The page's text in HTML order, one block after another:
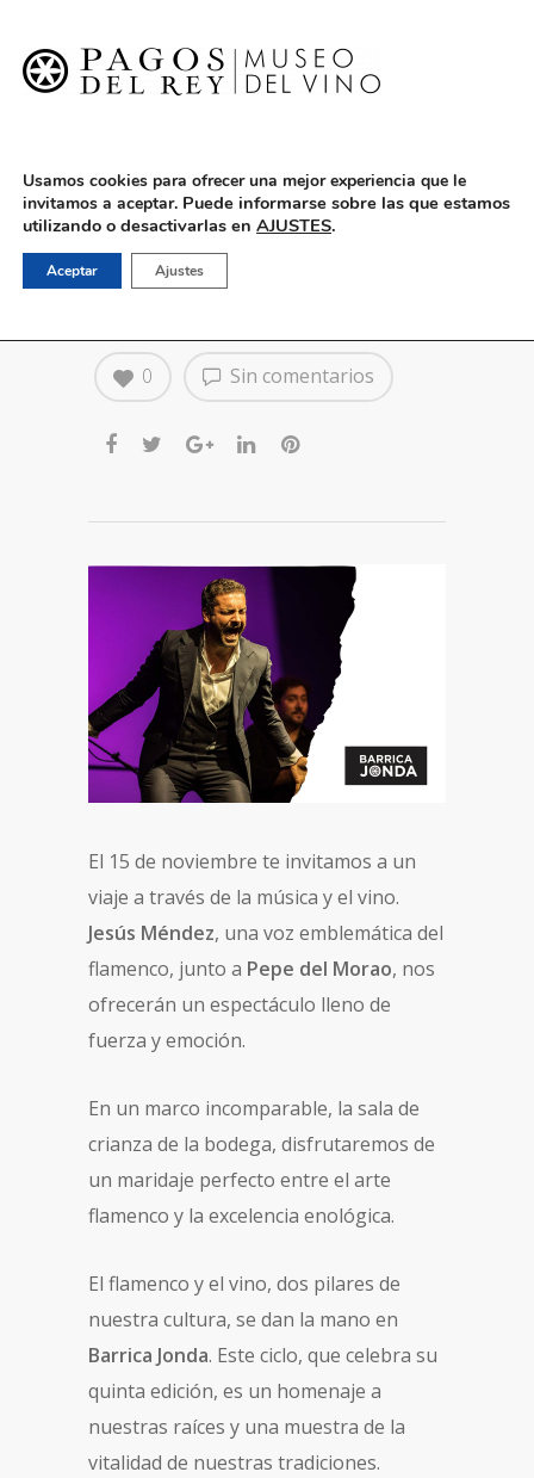
English
15 de Noviembre: Jesús
Méndez
Sin comentarios
0
El 15 de noviembre te invitamos a un
viaje a través de la música y el vino.
Jesús Méndez, una voz emblemática del
flamenco, junto a Pepe del Morao, nos
ofrecerán un espectáculo lleno de
fuerza y emoción.
En un marco incomparable, la sala de
crianza de la bodega, disfrutaremos de
un maridaje perfecto entre el arte
flamenco y la excelencia enológica.
El flamenco y el vino, dos pilares de
nuestra cultura, se dan la mano en
Barrica Jonda. Este ciclo, que celebra su
quinta edición, es un homenaje a
nuestras raíces y una muestra de la
vitalidad de nuestras tradiciones.
Usamos cookies para ofrecer una mejor experiencia que le
invitamos a aceptar. Puede informarse sobre las que estamos
utilizando o desactivarlas en AJUSTES.
Aceptar Ajustes